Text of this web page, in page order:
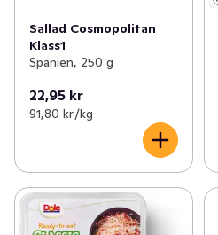
Sallad Cosmopolitan
Klass1
Spanien, 250 g
22,95 kr
91,80 kr /kg